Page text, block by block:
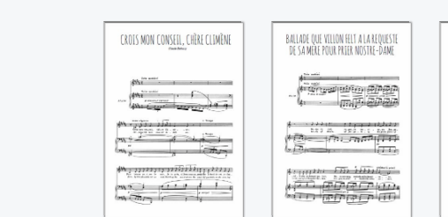
Crois mon conseil,
chère Climène
((Claude Debussy))
Ballade que Villon
felt è la requeste
de sa mère pour
prier Nostre-Dame
((Claude Debussy))